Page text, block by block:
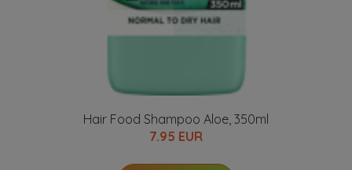
Hair Food Shampoo Aloe, 350ml
7.95 EUR